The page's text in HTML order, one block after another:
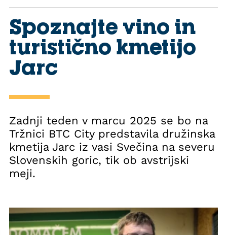
Spoznajte vino in
turistično kmetijo
Jarc
Zadnji teden v marcu 2025 se bo na
Tržnici BTC City predstavila družinska
kmetija Jarc iz vasi Svečina na severu
Slovenskih goric, tik ob avstrijski
meji.